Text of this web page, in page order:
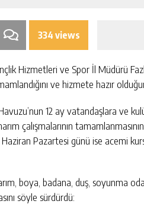
334 views
Hizmetleri ve Spor İl Müdürü
ve hizmete hazır
12 ay vatandaşlara ve
çalışmalarının
Pazartesi günü ise acemi
boya, badana, duş, soyunma
söyle sürdürdü: